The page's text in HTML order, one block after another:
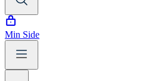
Min Side